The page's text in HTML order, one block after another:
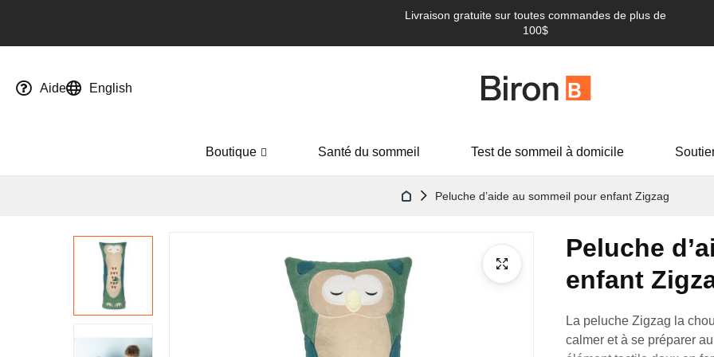
Livraison gratuite sur toutes commandes de plus de
100$
Aide English
Boutique Santé du sommeil Test de sommeil à domicile
Peluche d’aide au sommeil pour enfant Zigzag
Passer
de
Peluche
enfant
La peluche Zigzag la
calmer et à se préparer